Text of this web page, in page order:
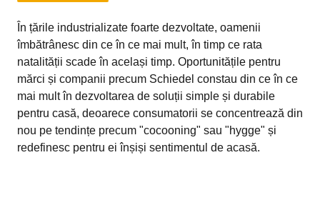
În țările industrializate foarte dezvoltate, oamenii
îmbătrânesc din ce în ce mai mult, în timp ce rata
natalității scade în același timp. Oportunitățile pentru
mărci și companii precum Schiedel constau din ce în ce
mai mult în dezvoltarea de soluții simple și durabile
pentru casă, deoarece consumatorii se concentrează din
nou pe tendințe precum "cocooning" sau "hygge" și
redefinesc pentru ei înșiși sentimentul de acasă.